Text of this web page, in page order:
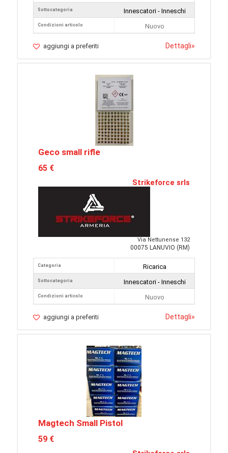
Sottocategoria
Condizioni articolo
Innescatori - Inneschi
Nuovo
aggiungi a preferiti Dettagli»
Geco small rifle
65 €
Strikeforce srls
Via Nettunense 132
00075 LANUVIO (RM)
Categoria
Sottocategoria
Condizioni articolo
Ricarica
Innescatori - Inneschi
Nuovo
aggiungi a preferiti Dettagli»
Magtech Small Pistol
59 €